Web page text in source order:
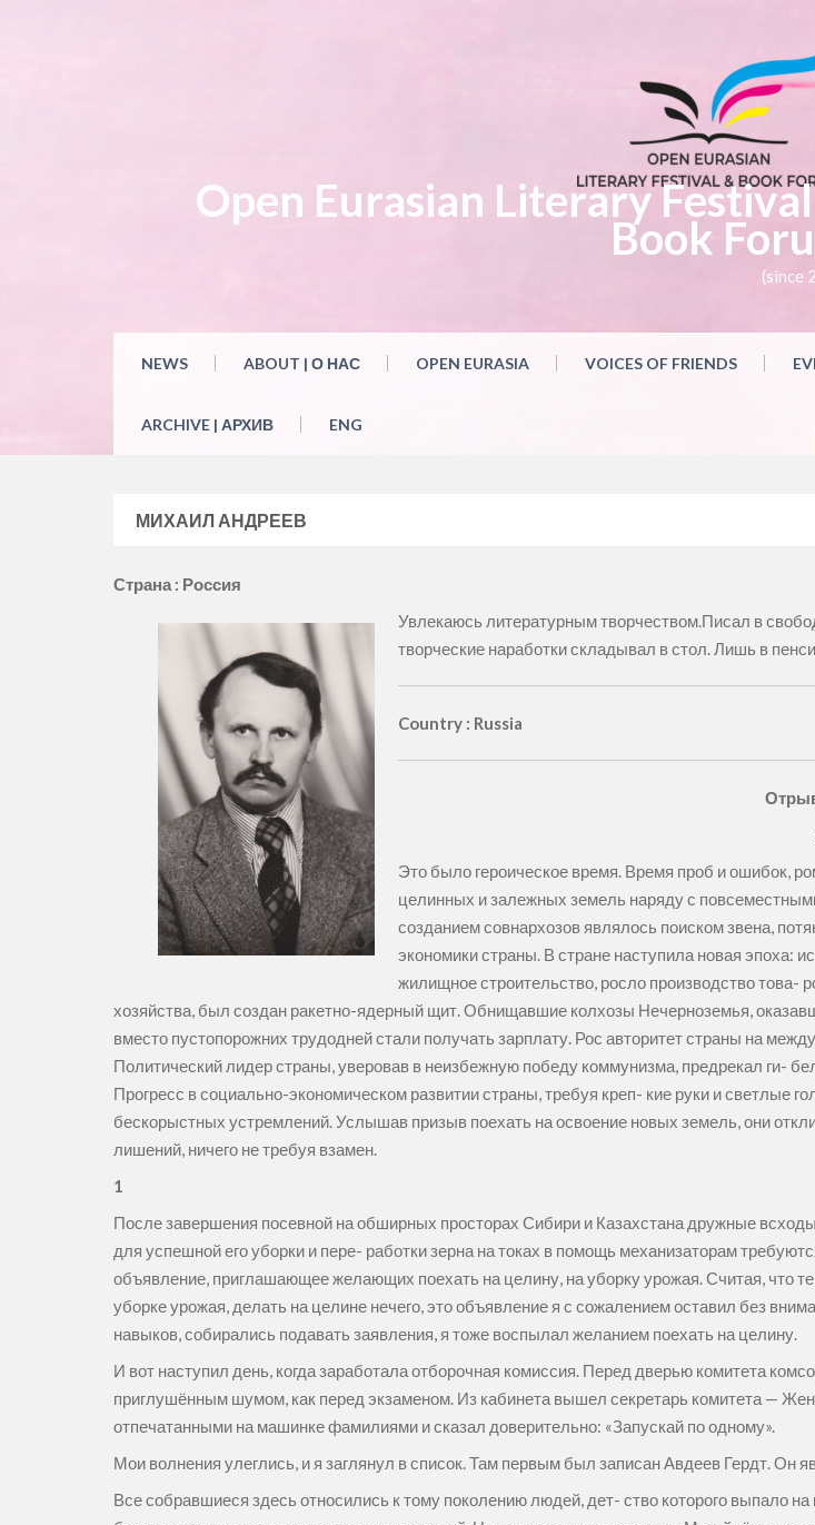
Open Eurasian Literary
Book
(since
NEWS ABOUT | О НАС OPEN EURASIA VOICES OF FRIENDS
ARCHIVE | АРХИВ ENG
МИХАИЛ АНДРЕЕВ
Страна : Россия
Увлекаюсь литературным творчеством.Писал в
творческие наработки складывал в стол. Лишь в
Country : Russia
Это было героическое время. Время проб и ошибок,
целинных и залежных земель наряду с
созданием совнархозов являлось поиском звена,
экономики страны. В стране наступила новая эпоха:
жилищное строительство, росло производство това-
хозяйства, был создан ракетно-ядерный щит. Обнищавшие колхозы Нечерноземья,
вместо пустопорожних трудодней стали получать зарплату. Рос авторитет страны на
Политический лидер страны, уверовав в неизбежную победу коммунизма, предрекал ги-
Прогресс в социально-экономическом развитии страны, требуя креп- кие руки и светлые
бескорыстных устремлений. Услышав призыв поехать на освоение новых земель, они
лишений, ничего не требуя взамен.
1
После завершения посевной на обширных просторах Сибири и Казахстана дружные
для успешной его уборки и пере- работки зерна на токах в помощь механизаторам
объявление, приглашающее желающих поехать на целину, на уборку урожая. Считая, что
уборке урожая, делать на целине нечего, это объявление я с сожалением оставил без
навыков, собирались подавать заявления, я тоже воспылал желанием поехать на целину.
И вот наступил день, когда заработала отборочная комиссия. Перед дверью комитета
приглушённым шумом, как перед экзаменом. Из кабинета вышел секретарь комитета —
отпечатанными на машинке фамилиями и сказал доверительно: «Запускай по одному».
Мои волнения улеглись, и я заглянул в список. Там первым был записан Авдеев Гердт. Он
Все собравшиеся здесь относились к тому поколению людей, дет- ство которого выпало